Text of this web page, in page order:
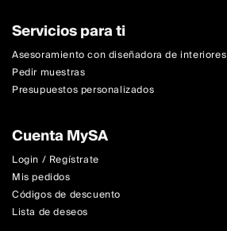
Servicios para ti
Asesoramiento con diseñadora de interiores
Pedir muestras
Presupuestos personalizados
Cuenta MySA
Login / Regístrate
Mis pedidos
Códigos de descuento
Lista de deseos